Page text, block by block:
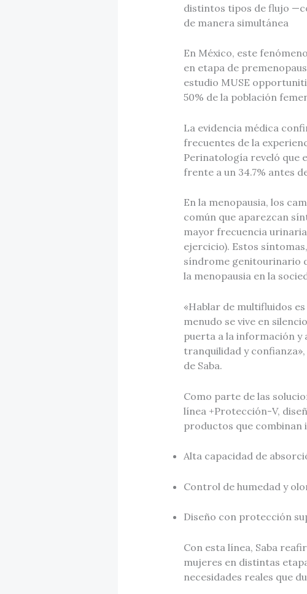
distintos tipos de flujo
de manera simultánea
En México, este
en etapa de
estudio MUSE
50% de la población
La evidencia médica
frecuentes de la
Perinatología reveló que
frente a un 34.7% antes
En la menopausia, los
común que aparezcan
mayor frecuencia
ejercicio). Estos
síndrome genitourinario
la menopausia en la
«Hablar de multifluidos
menudo se vive en
puerta a la información y
tranquilidad y
de Saba.
Como parte de las
línea +Protección-V,
productos que combinan
Alta capacidad de
Control de humedad y
Diseño con protección
Con esta línea, Saba
mujeres en distintas
necesidades reales que